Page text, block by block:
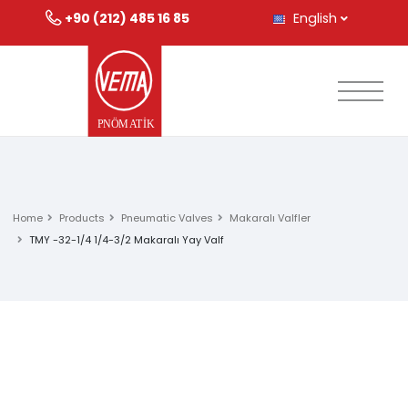
+90 (212) 485 16 85 English
Home Products Pneumatic Valves
Makaralı Valfler
TMY -32-1/4 1/4-3/2 Makaralı Yay Valf